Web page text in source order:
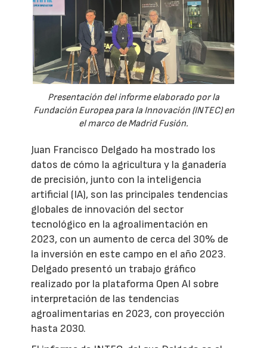
Presentación del informe elaborado por la
Fundación Europea para la Innovación (INTEC) en
el marco de Madrid Fusión.
Juan Francisco Delgado ha mostrado los
datos de cómo la agricultura y la ganadería
de precisión, junto con la inteligencia
artificial (IA), son las principales tendencias
globales de innovación del sector
tecnológico en la agroalimentación en
2023, con un aumento de cerca del 30% de
la inversión en este campo en el año 2023.
Delgado presentó un trabajo gráfico
realizado por la plataforma Open AI sobre
interpretación de las tendencias
agroalimentarias en 2023, con proyección
hasta 2030.